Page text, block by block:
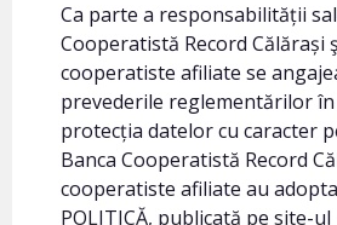
Ca parte a responsabilității
Cooperatistă Record Călărași
cooperatiste afiliate se
prevederile reglementărilor
protecția datelor cu caracter
Banca Cooperatistă Record
cooperatiste afiliate au
POLITICĂ, publicată pe site-ul